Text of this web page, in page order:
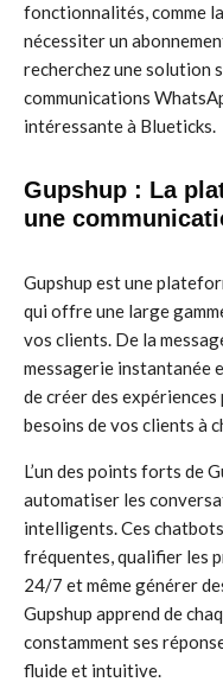
fonctionnalités, comme
nécessiter un
recherchez une solution
communications
intéressante à Blueticks.
Gupshup : La
une
Gupshup est une
qui offre une large
vos clients. De la
messagerie instantanée
de créer des
besoins de vos clients à
L’un des points forts de
automatiser les
intelligents. Ces
fréquentes, qualifier les
24/7 et même générer
Gupshup apprend de
constamment ses
fluide et intuitive.